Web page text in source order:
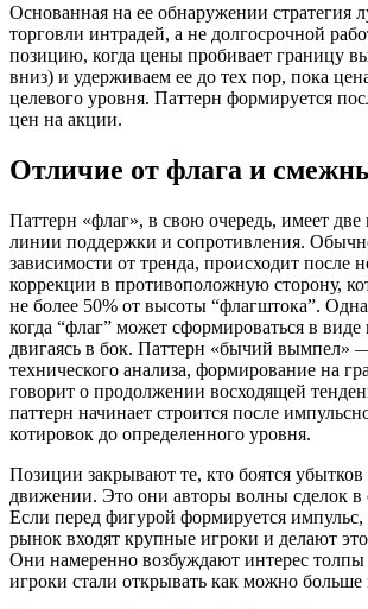
Основанная на ее обнаружении стратегия
торговли интрадей, а не долгосрочной
позицию, когда цены пробивает границу
вниз) и удерживаем ее до тех пор, пока
целевого уровня. Паттерн формируется
цен на акции.
Отличие от флага и
Паттерн «флаг», в свою очередь, имеет две
линии поддержки и сопротивления.
зависимости от тренда, происходит после
коррекции в противоположную сторону,
не более 50% от высоты “флагштока”.
когда “флаг” может сформироваться в виде
двигаясь в бок. Паттерн «бычий вымпел»
технического анализа, формирование на
говорит о продолжении восходящей
паттерн начинает строится после
котировок до определенного уровня.
Позиции закрывают те, кто боятся
движении. Это они авторы волны сделок в
Если перед фигурой формируется импульс,
рынок входят крупные игроки и делают
Они намеренно возбуждают интерес толпы
игроки стали открывать как можно больше